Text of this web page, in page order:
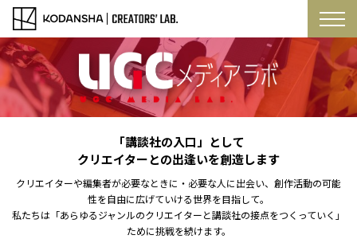
「講談社の入口」として
クリエイターとの出逢いを創造します
クリエイターや編集者が必要なときに・必要な人に出会い、創作活動の可能
性を自由に広げていける世界を目指して。
私たちは「あらゆるジャンルのクリエイターと講談社の接点をつくっていく」
ために挑戦を続けます。